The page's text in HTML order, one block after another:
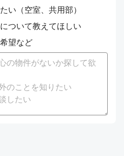
い（空室、共用部）
ついて教えてほしい
望など